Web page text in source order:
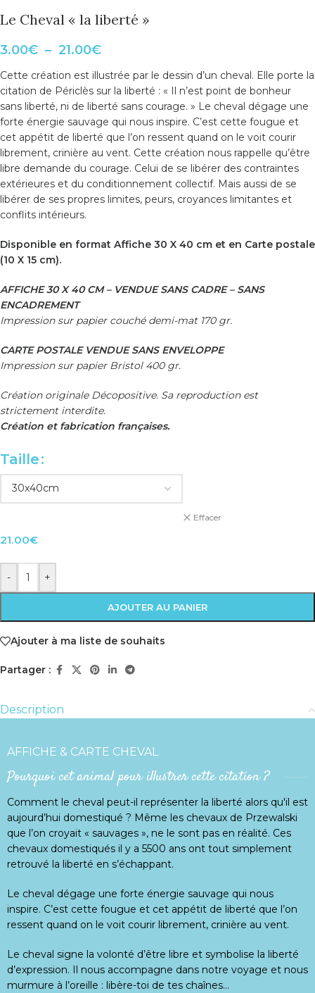
Le Cheval « la liberté »
3.00€ – 21.00€
Cette création est illustrée par le dessin d’un cheval. Elle porte la
citation de Périclès sur la liberté : « Il n’est point de bonheur
sans liberté, ni de liberté sans courage. » Le cheval dégage une
forte énergie sauvage qui nous inspire. C’est cette fougue et
cet appétit de liberté que l’on ressent quand on le voit courir
librement, crinière au vent. Cette création nous rappelle qu’être
libre demande du courage. Celui de se libérer des contraintes
extérieures et du conditionnement collectif. Mais aussi de se
libérer de ses propres limites, peurs, croyances limitantes et
conflits intérieurs.
Disponible en format Affiche 30 X 40 cm et en Carte postale
(10 X 15 cm).
AFFICHE 30 X 40 CM – VENDUE SANS CADRE – SANS
ENCADREMENT
Impression sur papier couché demi-mat 170 gr.
CARTE POSTALE VENDUE SANS ENVELOPPE
Impression sur papier Bristol 400 gr.
Création originale Décopositive. Sa reproduction est
strictement interdite.
Création et fabrication françaises.
Taille
Effacer
21.00€
- +
AJOUTER AU PANIER
Ajouter à ma liste de souhaits
Partager :
Description
AFFICHE & CARTE CHEVAL
Pourquoi cet animal pour illustrer cette citation ?
Comment le cheval peut-il représenter la liberté alors qu'il est
aujourd’hui domestiqué ? Même les chevaux de Przewalski
que l’on croyait « sauvages », ne le sont pas en réalité. Ces
chevaux domestiqués il y a 5500 ans ont tout simplement
retrouvé la liberté en s’échappant.
Le cheval dégage une forte énergie sauvage qui nous
inspire. C’est cette fougue et cet appétit de liberté que l’on
ressent quand on le voit courir librement, crinière au vent.
Le cheval signe la volonté d’être libre et symbolise la liberté
d’expression. Il nous accompagne dans notre voyage et nous
murmure à l’oreille : libère-toi de tes chaînes…